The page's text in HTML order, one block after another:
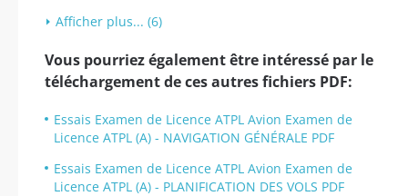
Afficher plus... (6)
Vous pourriez également être intéressé par le
téléchargement de ces autres fichiers PDF:
Essais Examen de Licence ATPL Avion Examen de
Licence ATPL (A) - NAVIGATION GÉNÉRALE PDF
Essais Examen de Licence ATPL Avion Examen de
Licence ATPL (A) - PLANIFICATION DES VOLS PDF